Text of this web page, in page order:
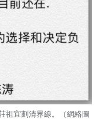
祖宜劃清界線。（網絡圖